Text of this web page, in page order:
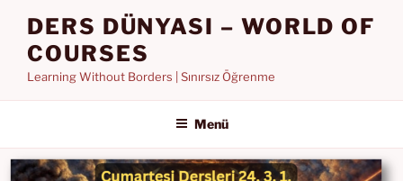
DERS DÜNYASI – WORLD OF
COURSES
Learning Without Borders | Sınırsız Öğrenme
Menü